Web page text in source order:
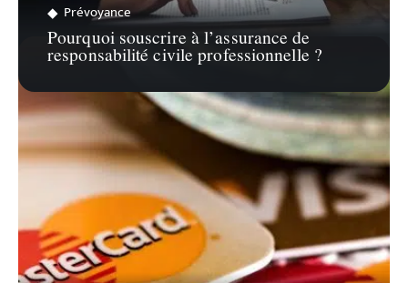
Prévoyance
Pourquoi souscrire à l’assurance de
responsabilité civile professionnelle ?